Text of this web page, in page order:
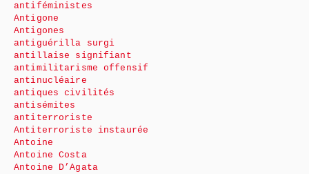
antiféministes
Antigone
Antigones
antiguérilla surgi
antillaise signifiant
antimilitarisme offensif
antinucléaire
antiques civilités
antisémites
antiterroriste
Antiterroriste instaurée
Antoine
Antoine Costa
Antoine D’Agata